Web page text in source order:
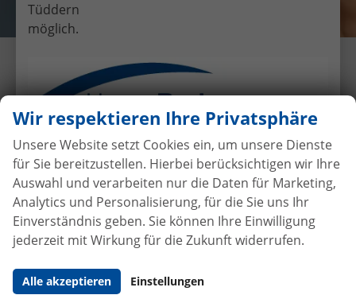
Übergabe eines EU-
Neufahrzeuges Skoda Octavia RS
Combi an Familie Apweiler
30.9.2016 • Auslieferungen
Wir respektieren Ihre Privatsphäre
Unsere Website setzt Cookies ein, um unsere Dienste
für Sie bereitzustellen. Hierbei berücksichtigen wir Ihre
Auswahl und verarbeiten nur die Daten für Marketing,
Analytics und Personalisierung, für die Sie uns Ihr
Einverständnis geben. Sie können Ihre Einwilligung
jederzeit mit Wirkung für die Zukunft widerrufen.
Alle akzeptieren Einstellungen
Tüddern
möglich.
Autokaufohne Anzahlungbei
Vertragsabschluss
Beim Automobilhandel von der Forst genießen Sie
maximale Sicherheit und Transparenz. Bei uns